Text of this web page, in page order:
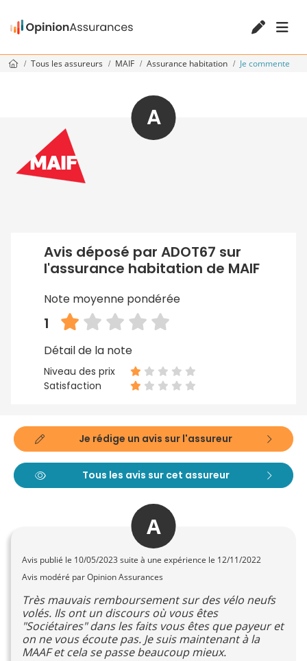
Tous les assureurs MAIF Assurance habitation Je commente
A
Avis déposé par ADOT67 sur
l'assurance habitation de MAIF
Note moyenne pondérée
1
Détail de la note
Niveau des prix
Satisfaction
Je rédige un avis sur l'assureur
Tous les avis sur cet assureur
A
Avis publié le 10/05/2023 suite à une expérience le 12/11/2022
Avis modéré par Opinion Assurances
Très mauvais remboursement sur des vélo neufs
volés. Ils ont un discours où vous êtes
"Sociétaires" dans les faits vous êtes que payeur et
on ne vous écoute pas. Je suis maintenant à la
MAAF et cela se passe beaucoup mieux.